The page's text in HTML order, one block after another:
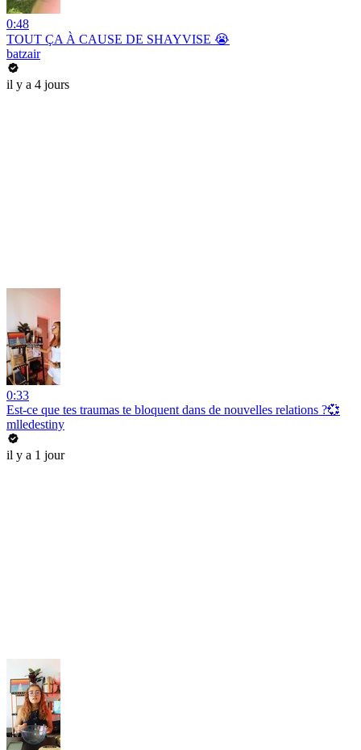
0:48
TOUT ÇA À CAUSE DE SHAYVISE 😭
batzair
il y a 4 jours
0:33
Est-ce que tes traumas te bloquent dans de nouvelles relations ?💞
mlledestiny
il y a 1 jour